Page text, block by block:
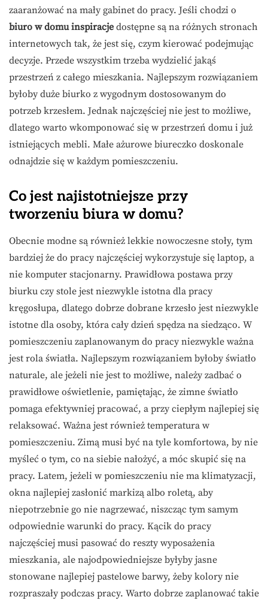
zaaranżować na mały gabinet do pracy. Jeśli chodzi o
biuro w domu inspiracje dostępne są na różnych stronach
internetowych tak, że jest się, czym kierować podejmując
decyzje. Przede wszystkim trzeba wydzielić jakąś
przestrzeń z całego mieszkania. Najlepszym rozwiązaniem
byłoby duże biurko z wygodnym dostosowanym do
potrzeb krzesłem. Jednak najczęściej nie jest to możliwe,
dlatego warto wkomponować się w przestrzeń domu i już
istniejących mebli. Małe ażurowe biureczko doskonale
odnajdzie się w każdym pomieszczeniu.
Co jest najistotniejsze przy
tworzeniu biura w domu?
Obecnie modne są również lekkie nowoczesne stoły, tym
bardziej że do pracy najczęściej wykorzystuje się laptop, a
nie komputer stacjonarny. Prawidłowa postawa przy
biurku czy stole jest niezwykle istotna dla pracy
kręgosłupa, dlatego dobrze dobrane krzesło jest niezwykle
istotne dla osoby, która cały dzień spędza na siedząco. W
pomieszczeniu zaplanowanym do pracy niezwykle ważna
jest rola światła. Najlepszym rozwiązaniem byłoby światło
naturale, ale jeżeli nie jest to możliwe, należy zadbać o
prawidłowe oświetlenie, pamiętając, że zimne światło
pomaga efektywniej pracować, a przy ciepłym najlepiej się
relaksować. Ważna jest również temperatura w
pomieszczeniu. Zimą musi być na tyle komfortowa, by nie
myśleć o tym, co na siebie nałożyć, a móc skupić się na
pracy. Latem, jeżeli w pomieszczeniu nie ma klimatyzacji,
okna najlepiej zasłonić markizą albo roletą, aby
niepotrzebnie go nie nagrzewać, niszcząc tym samym
odpowiednie warunki do pracy. Kącik do pracy
najczęściej musi pasować do reszty wyposażenia
mieszkania, ale najodpowiedniejsze byłyby jasne
stonowane najlepiej pastelowe barwy, żeby kolory nie
rozpraszały podczas pracy. Warto dobrze zaplanować takie